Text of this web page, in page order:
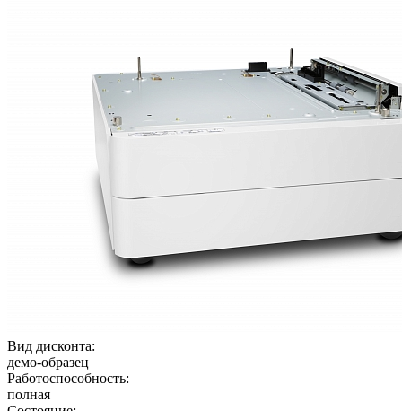
Вид дисконта:
демо-образец
Работоспособность:
полная